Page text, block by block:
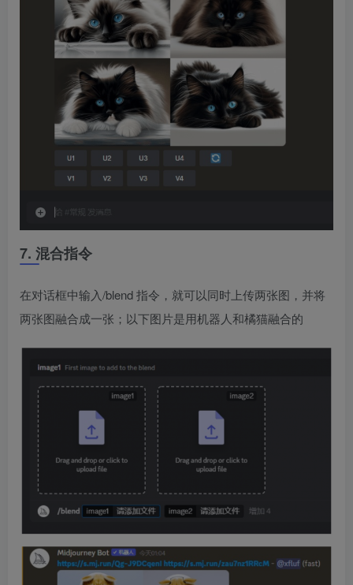
7. 混合指令
在对话框中输入/blend 指令，就可以同时上传两张图，并将
两张图融合成一张；以下图片是用机器人和橘猫融合的